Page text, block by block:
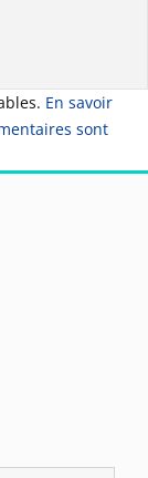
En savoir
sont